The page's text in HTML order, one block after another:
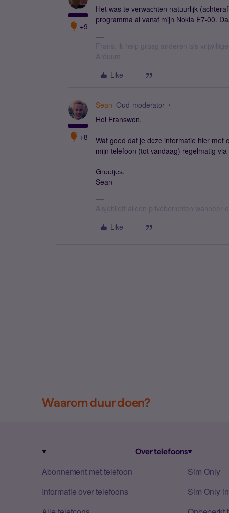
+9
Het was te verwachten natuurlijk
programma al vanaf mijn Nokia E7-00.
Frans, ik help graag anderen als
Arduum
Like
+8
Sean Oud-moderator
Hoi Franswon,
Wat goed dat je deze informatie hier met
mijn telefoon (tot vandaag) regelmatig
Groetjes,
Sean
Alsjeblieft alleen privéberichten wanneer
Like
Waarom duur doen?
Over telefoons
Abonnement met telefoon
Informatie over telefoons
Sim Only
Sim Only